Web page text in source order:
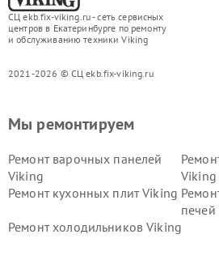
СЦ ekb.fix-viking.ru - сеть сервисных
центров в Екатеринбурге по ремонту
и обслуживанию техники Viking
2021-2026 © СЦ ekb.fix-viking.ru
Мы ремонтируем
Ремонт варочных панелей
Viking
Viking
Ремонт кухонных плит Viking
Ремонт холодильников Viking